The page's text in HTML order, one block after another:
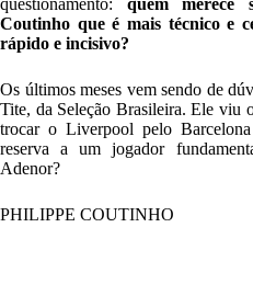
questionamento: quem
Coutinho que é mais técnico e
rápido e incisivo?
Os últimos meses vem sendo de
Tite, da Seleção Brasileira. Ele viu
trocar o Liverpool pelo
reserva a um jogador
Adenor?
PHILIPPE COUTINHO